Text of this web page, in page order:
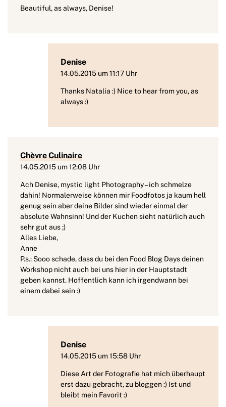
Beautiful, as always, Denise!
Denise
14.05.2015 um 11:17 Uhr
Thanks Natalia :) Nice to hear from you, as
always :)
Chèvre Culinaire
14.05.2015 um 12:08 Uhr
Ach Denise, mystic light Photography – ich schmelze
dahin! Normalerweise können mir Foodfotos ja kaum hell
genug sein aber deine Bilder sind wieder einmal der
absolute Wahnsinn! Und der Kuchen sieht natürlich auch
sehr gut aus ;)
Alles Liebe,
Anne
P.s.: Sooo schade, dass du bei den Food Blog Days deinen
Workshop nicht auch bei uns hier in der Hauptstadt
geben kannst. Hoffentlich kann ich irgendwann bei
einem dabei sein :)
Denise
14.05.2015 um 15:58 Uhr
Diese Art der Fotografie hat mich überhaupt
erst dazu gebracht, zu bloggen :) Ist und
bleibt mein Favorit :)